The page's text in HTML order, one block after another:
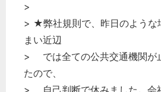
>
> ★弊社規則で、昨日のような
まい近辺
> では全ての公共交通機関が
たので、
税務経理
経営の知恵
総務の給湯室